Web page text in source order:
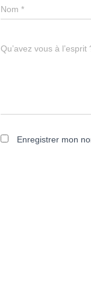
Nom *
Qu’avez vous à l’esprit
Enregistrer mon